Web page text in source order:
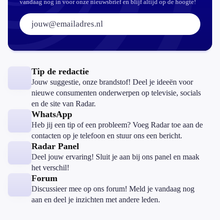
vandaag nog in voor onze nieuwsbrief en blijf altijd op de hoogte!
E-mailadres:
Tip de redactie
Jouw suggestie, onze brandstof! Deel je ideeën voor
nieuwe consumenten onderwerpen op televisie, socials
en de site van Radar.
WhatsApp
Heb jij een tip of een probleem? Voeg Radar toe aan de
contacten op je telefoon en stuur ons een bericht.
Radar Panel
Deel jouw ervaring! Sluit je aan bij ons panel en maak
het verschil!
Forum
Discussieer mee op ons forum! Meld je vandaag nog
aan en deel je inzichten met andere leden.